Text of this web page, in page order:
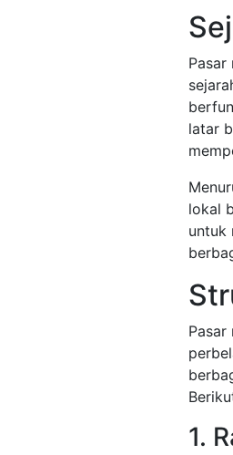
latar
lokal
untuk
1.